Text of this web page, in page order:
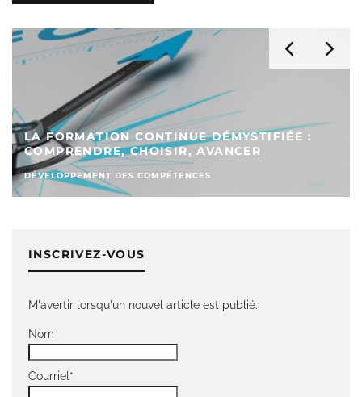
LA FORMATION CONTINUE DÉMYSTIFIÉE :
COMPRENDRE, CHOISIR, AVANCER
DÉVELOPPEMENT DES COMPÉTENCES
INSCRIVEZ-VOUS
M'avertir lorsqu'un nouvel article est publié.
Nom
Courriel*